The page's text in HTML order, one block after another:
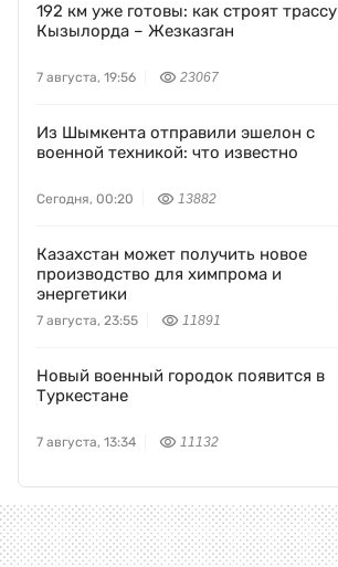
192 км уже готовы: как строят трассу
Кызылорда – Жезказган
7 августа, 19:56 23067
Из Шымкента отправили эшелон с
военной техникой: что известно
Сегодня, 00:20 13882
Казахстан может получить новое
производство для химпрома и
энергетики
7 августа, 23:55 11891
Новый военный городок появится в
Туркестане
7 августа, 13:34 11132